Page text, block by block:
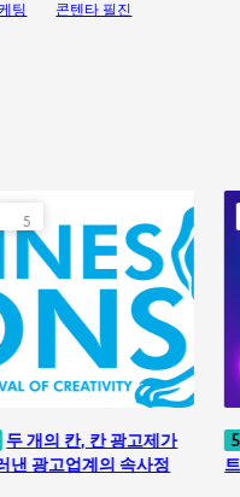
팅 콘텐타 필진
4
6 메타의 AI 광고 전략:
화의 미래인가, 프라이버